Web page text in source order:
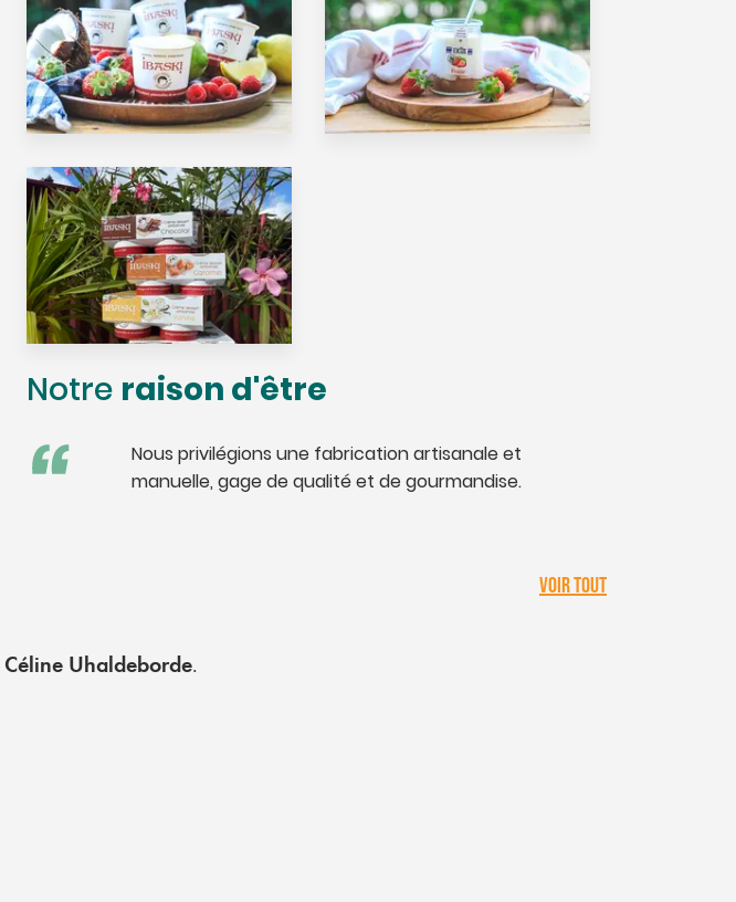
Notreraison d'être
Nous privilégions une fabrication artisanale et
manuelle, gage de qualité et de gourmandise.
VOIR TOUT
Céline Uhaldeborde.